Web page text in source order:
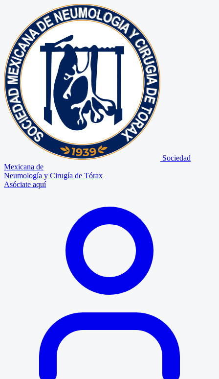
Sociedad
Mexicana de
Neumología y Cirugía de Tórax
Asóciate aquí